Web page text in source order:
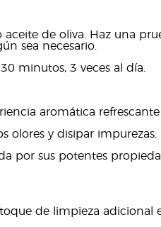
de oliva. Haz una
sea necesario.
minutos, 3 veces al día.
aromática
olores y disipar impurezas.
por sus potentes
de limpieza adicional